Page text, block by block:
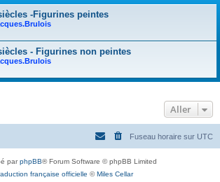
e
-Figurines peintes
- Figurines non peintes
Aller
Fuseau horaire sur UTC
parphpBB® Forum Software © phpBB Limited
française officielle ©Miles Cellar